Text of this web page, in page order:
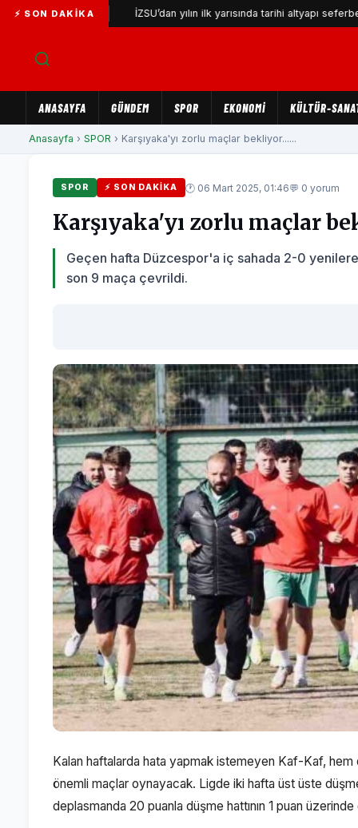
⚡ SON DAKIKAİZSU’dan yılın ilk yarısında tarihi altyapı seferberliği
ANASAYFA GÜNDEM SPOR EKONOMİ KÜLTÜR-
Anasayfa › SPOR › Karşıyaka'yı zorlu maçlar bekliyor......
SPOR ⚡ SON DAKIKA 🕐 06 Mart 2025, 01:46💬 0 yorum
Karşıyaka'yı zorlu maçlar
Geçen hafta Düzcespor'a iç sahada 2-0
son 9 maça çevrildi.
Kalan haftalarda hata yapmak istemeyen Kaf-Kaf, hem
önemli maçlar oynayacak. Ligde iki hafta üst üste
deplasmanda 20 puanla düşme hattının 1 puan